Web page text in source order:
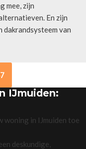
mee, zijn
En zijn
dakrandsysteem van
IJmuiden:
woning in IJmuiden toe
deskundige,